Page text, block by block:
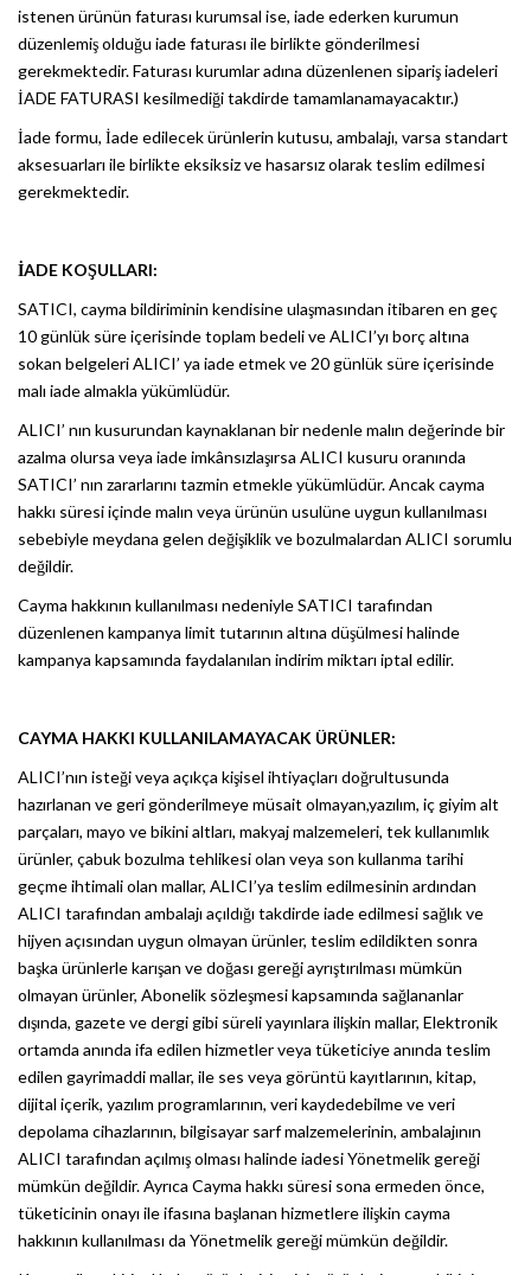
istenen ürünün faturası kurumsal ise, iade ederken kurumun
düzenlemiş olduğu iade faturası ile birlikte gönderilmesi
gerekmektedir. Faturası kurumlar adına düzenlenen sipariş iadeleri
İADE FATURASI kesilmediği takdirde tamamlanamayacaktır.)
İade formu, İade edilecek ürünlerin kutusu, ambalajı, varsa standart
aksesuarları ile birlikte eksiksiz ve hasarsız olarak teslim edilmesi
gerekmektedir.
İADE KOŞULLARI:
SATICI, cayma bildiriminin kendisine ulaşmasından itibaren en geç
10 günlük süre içerisinde toplam bedeli ve ALICI’yı borç altına
sokan belgeleri ALICI’ ya iade etmek ve 20 günlük süre içerisinde
malı iade almakla yükümlüdür.
ALICI’ nın kusurundan kaynaklanan bir nedenle malın değerinde bir
azalma olursa veya iade imkânsızlaşırsa ALICI kusuru oranında
SATICI’ nın zararlarını tazmin etmekle yükümlüdür. Ancak cayma
hakkı süresi içinde malın veya ürünün usulüne uygun kullanılması
sebebiyle meydana gelen değişiklik ve bozulmalardan ALICI sorumlu
değildir.
Cayma hakkının kullanılması nedeniyle SATICI tarafından
düzenlenen kampanya limit tutarının altına düşülmesi halinde
kampanya kapsamında faydalanılan indirim miktarı iptal edilir.
CAYMA HAKKI KULLANILAMAYACAK ÜRÜNLER:
ALICI’nın isteği veya açıkça kişisel ihtiyaçları doğrultusunda
hazırlanan ve geri gönderilmeye müsait olmayan,yazılım, iç giyim alt
parçaları, mayo ve bikini altları, makyaj malzemeleri, tek kullanımlık
ürünler, çabuk bozulma tehlikesi olan veya son kullanma tarihi
geçme ihtimali olan mallar, ALICI’ya teslim edilmesinin ardından
ALICI tarafından ambalajı açıldığı takdirde iade edilmesi sağlık ve
hijyen açısından uygun olmayan ürünler, teslim edildikten sonra
başka ürünlerle karışan ve doğası gereği ayrıştırılması mümkün
olmayan ürünler, Abonelik sözleşmesi kapsamında sağlananlar
dışında, gazete ve dergi gibi süreli yayınlara ilişkin mallar, Elektronik
ortamda anında ifa edilen hizmetler veya tüketiciye anında teslim
edilen gayrimaddi mallar, ile ses veya görüntü kayıtlarının, kitap,
dijital içerik, yazılım programlarının, veri kaydedebilme ve veri
depolama cihazlarının, bilgisayar sarf malzemelerinin, ambalajının
ALICI tarafından açılmış olması halinde iadesi Yönetmelik gereği
mümkün değildir. Ayrıca Cayma hakkı süresi sona ermeden önce,
tüketicinin onayı ile ifasına başlanan hizmetlere ilişkin cayma
hakkının kullanılması da Yönetmelik gereği mümkün değildir.